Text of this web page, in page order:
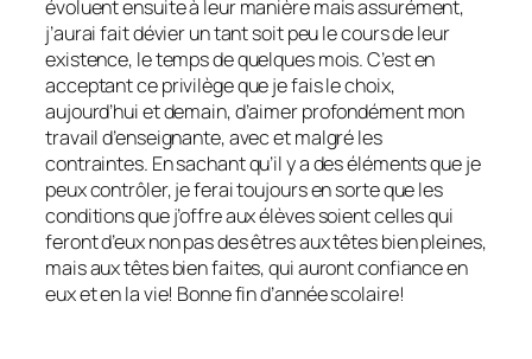
évoluent ensuite à leur manière mais assurément,
j’aurai fait dévier un tant soit peu le cours de leur
existence, le temps de quelques mois. C’est en
acceptant ce privilège que je fais le choix,
aujourd’hui et demain, d’aimer profondément mon
travail d’enseignante, avec et malgré les
contraintes. En sachant qu’il y a des éléments que je
peux contrôler, je ferai toujours en sorte que les
conditions que j’offre aux élèves soient celles qui
feront d’eux non pas des êtres aux têtes bien pleines,
mais aux têtes bien faites, qui auront confiance en
eux et en la vie! Bonne fin d’année scolaire!